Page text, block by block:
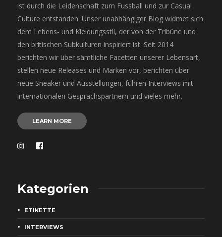
ist durch die Leidenschaft zum Fussball und zur Casual
Culture entstanden. Unser unabhängiger Blog widmet sich
dem Lebens- und Kleidungsstil, der von der Tribüne und
den britischen Subkulturen inspiriert ist. Seit 2014
berichten wir über sämtliche Facetten unserer Lebensart,
stellen neue Releases und Marken vor, berichten über
neue Sneaker und Ausstellungen, führen Interviews mit
internationalen Gesprächspartnern und vieles mehr.
LEARN MORE
Kategorien
ETIKETTE
INTERVIEWS